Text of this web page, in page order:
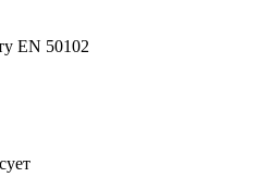
EN 50102